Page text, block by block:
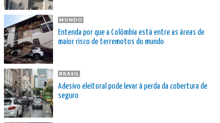
MUNDO
Entenda por que a Colômbia está entre as áreas de
maior risco de terremotos do mundo
BRASIL
Adesivo eleitoral pode levar à perda da cobertura de
seguro